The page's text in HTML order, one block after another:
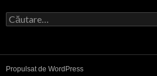
C
a
d
Propulsat de WordPress